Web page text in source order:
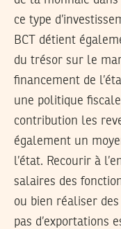
ce type
BCT détient
du trésor sur le
financement de
une politique
contribution les
également un
l’état. Recourir à
salaires des
ou bien réaliser
pas d’exportations